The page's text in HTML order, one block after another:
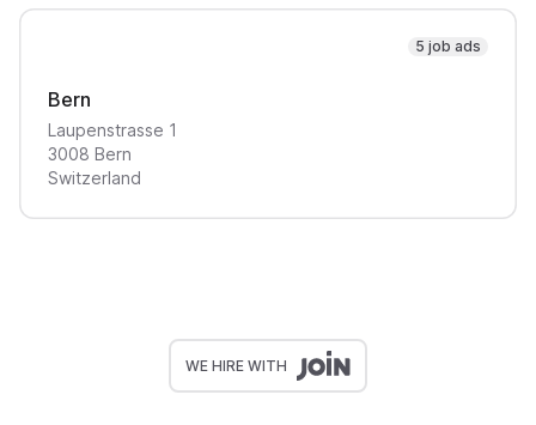
5 job ads
Bern
Laupenstrasse 1
3008 Bern
Switzerland
WE HIRE WITH